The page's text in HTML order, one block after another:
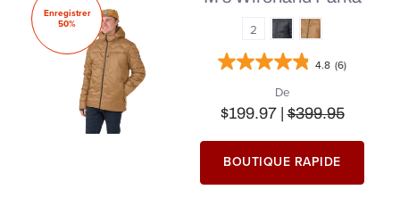
Enregistrer
50%
2
4.8 (6)
De
$199.97 |$399.95
BOUTIQUE RAPIDE